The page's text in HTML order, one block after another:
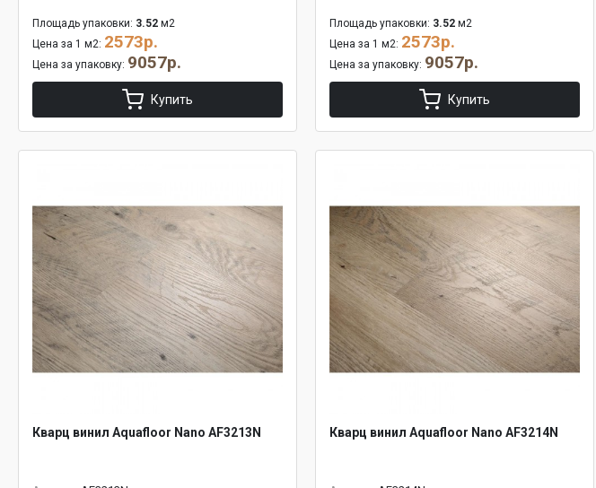
Площадь упаковки: 3.52 м2
Цена за 1 м2: 2573р.
Цена за упаковку: 9057р.
Купить
Площадь упаковки: 3.52 м2
Цена за 1 м2: 2573р.
Цена за упаковку: 9057р.
Купить
Кварц винил Aquafloor Nano AF3213N Кварц винил Aquafloor Nano AF3214N